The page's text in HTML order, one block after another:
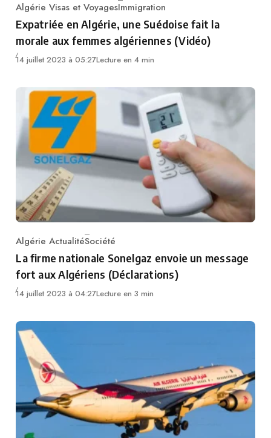
Category
Algérie Visas et VoyagesImmigration
Expatriée en Algérie, une Suédoise fait la
morale aux femmes algériennes (Vidéo)
14 juillet 2023 à 05:27Lecture en 4 min
Category
Algérie ActualitéSociété
La firme nationale Sonelgaz envoie un message
fort aux Algériens (Déclarations)
14 juillet 2023 à 04:27Lecture en 3 min